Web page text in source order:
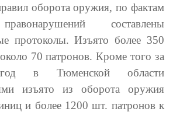
оборота оружия, по фактам
составлены
протоколы. Изъято более 350
70 патронов. Кроме того за
в Тюменской области
изъято из оборота оружия
и более 1200 шт. патронов к